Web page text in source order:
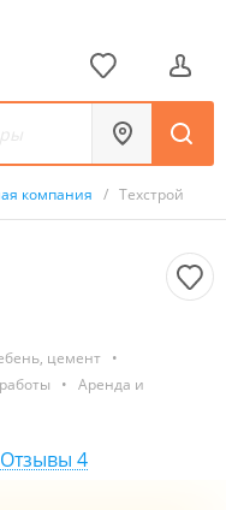
компания / Техстрой
цемент •
• Аренда и
Отзывы 4